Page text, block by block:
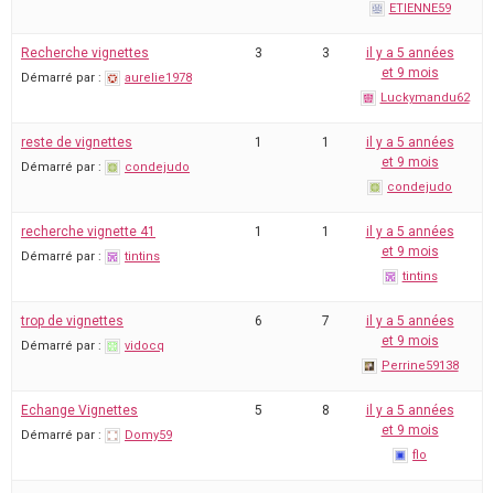
ETIENNE59
Recherche vignettes
Démarré par : aurelie1978
3 3
il y a 5 années
et 9 mois
Luckymandu62
reste de vignettes
Démarré par : condejudo
1 1
il y a 5 années
et 9 mois
condejudo
recherche vignette 41
Démarré par : tintins
1 1
il y a 5 années
et 9 mois
tintins
trop de vignettes
Démarré par : vidocq
6 7
il y a 5 années
et 9 mois
Perrine59138
Echange Vignettes
Démarré par : Domy59
5 8
il y a 5 années
et 9 mois
flo